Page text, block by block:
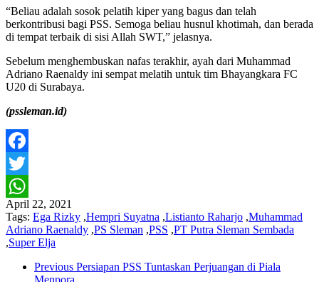
“Beliau adalah sosok pelatih kiper yang bagus dan telah
berkontribusi bagi PSS. Semoga beliau husnul khotimah, dan berada
di tempat terbaik di sisi Allah SWT,” jelasnya.
Sebelum menghembuskan nafas terakhir, ayah dari Muhammad
Adriano Raenaldy ini sempat melatih untuk tim Bhayangkara FC
U20 di Surabaya.
(pssleman.id)
Facebook
Twitter
WhatsApp
April 22, 2021
Tags: Ega Rizky ,Hempri Suyatna ,Listianto Raharjo ,Muhammad
Adriano Raenaldy ,PS Sleman ,PSS ,PT Putra Sleman Sembada
,Super Elja
Previous Persiapan PSS Tuntaskan Perjuangan di Piala
Menpora